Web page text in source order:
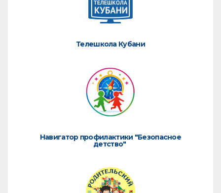
Телешкола Кубани
Навигатор профилактики "Безопасное
детство"